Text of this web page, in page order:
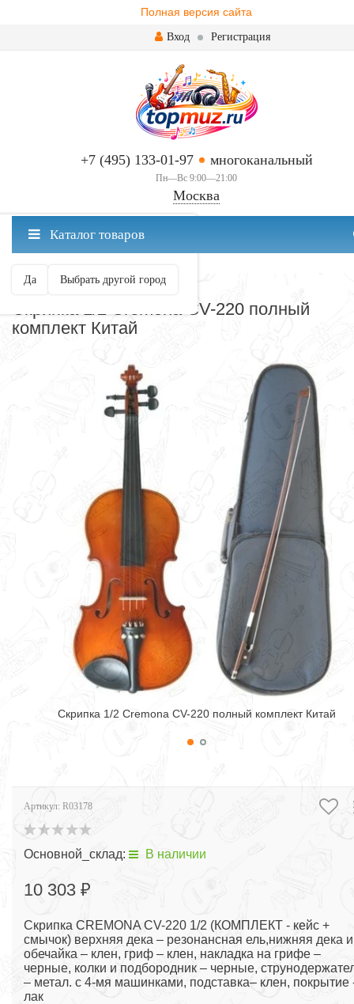
Полная версия сайта
Вход Регистрация
+7 (495) 133-01-97 многоканальный
Пн—Вс 9:00—21:00
Москва
Москва ваш город?
Да Выбрать другой город
Каталог товаров
СКРИПКИ 1/2
Скрипка 1/2 Cremona CV-220 полный
комплект Китай
Скрипка 1/2 Cremona CV-220 полный комплект Китай
Артикул: R03178
Основной_склад: В наличии
10 303 ₽
Скрипка CREMONA CV-220 1/2 (КОМПЛЕКТ - кейс +
смычок) верхняя дека – резонансная ель,нижняя дека и
обечайка – клен, гриф – клен, накладка на грифе –
черные, колки и подбородник – черные,
– метал. с 4-мя машинками, подставка– клен, покрытие
лак